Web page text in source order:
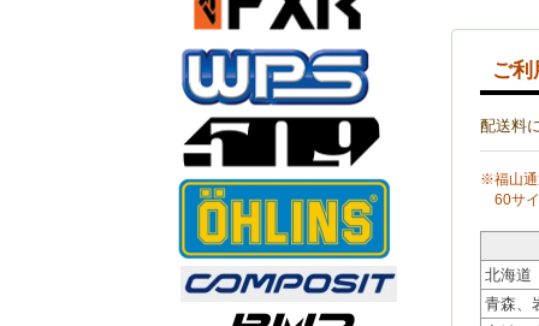
ご利
配送料
※福山通
60サイ
北海道
青森、